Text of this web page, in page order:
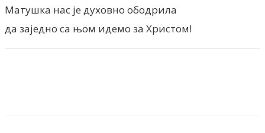
Матушка нас је духовно ободрила
да заједно са њом идемо за Христом!